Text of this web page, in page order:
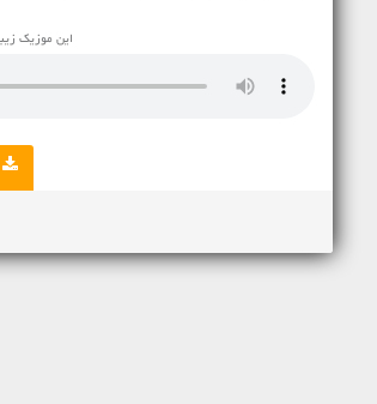
این موزیک